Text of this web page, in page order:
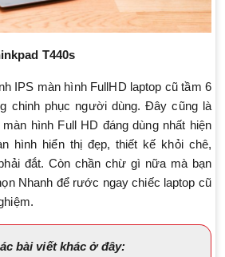
T440s
IPS màn hình FullHD laptop cũ tầm 6
chinh phục người dùng. Đây cũng là
hình Full HD đáng dùng nhất hiện
hình hiển thị đẹp, thiết kế khỏi chê,
đắt. Còn chần chừ gì nữa mà bạn
Nhanh để rước ngay chiếc laptop cũ
bài viết khác ở đây: